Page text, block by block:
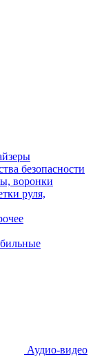
безопасности
воронки
руля,
Аудио-видео